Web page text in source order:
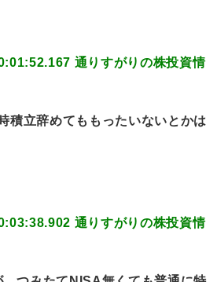
通りすがりの株投資情
積立辞めてももったいないとかは
通りすがりの株投資情